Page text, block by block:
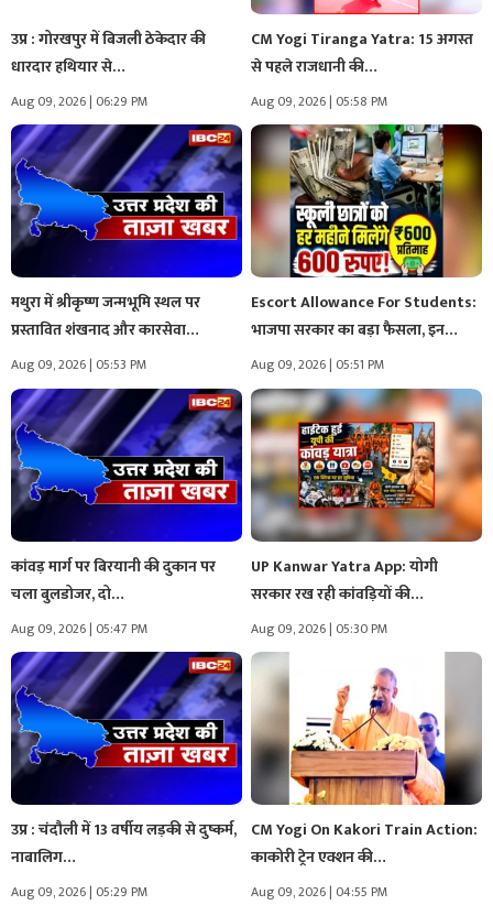
उप्र : गोरखपुर में बिजली ठेकेदार की
धारदार हथियार से…
Aug 09, 2026 | 06:29 PM
CM Yogi Tiranga Yatra: 15 अगस्त
से पहले राजधानी की…
Aug 09, 2026 | 05:58 PM
मथुरा में श्रीकृष्ण जन्मभूमि स्थल पर
प्रस्तावित शंखनाद और कारसेवा…
Aug 09, 2026 | 05:53 PM
Escort Allowance For Students:
भाजपा सरकार का बड़ा फैसला, इन…
Aug 09, 2026 | 05:51 PM
कांवड़ मार्ग पर बिरयानी की दुकान पर
चला बुलडोजर, दो…
Aug 09, 2026 | 05:47 PM
UP Kanwar Yatra App: योगी
सरकार रख रही कांवड़ियों की…
Aug 09, 2026 | 05:30 PM
उप्र : चंदौली में 13 वर्षीय लड़की से दुष्कर्म,
नाबालिग…
Aug 09, 2026 | 05:29 PM
CM Yogi On Kakori Train Action:
काकोरी ट्रेन एक्शन की…
Aug 09, 2026 | 04:55 PM